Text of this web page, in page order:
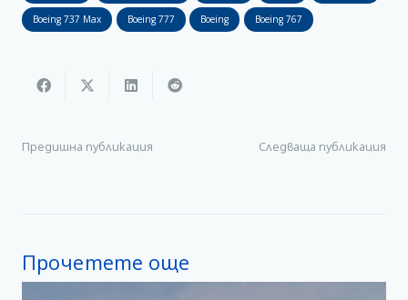
Boeing 737 Max Boeing 777 Boeing Boeing 767
Предишна публикация Следваща публикация
Прочетете още